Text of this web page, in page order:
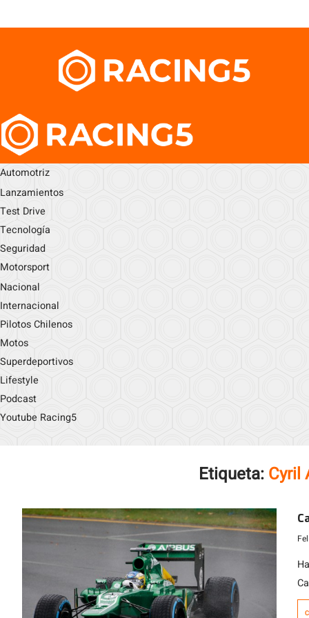
Automotriz
Lanzamientos
Test Drive
Tecnología
Seguridad
Motorsport
Nacional
Internacional
Pilotos Chilenos
Motos
Superdeportivos
Lifestyle
Podcast
Youtube Racing5
Etiqueta: Cyril